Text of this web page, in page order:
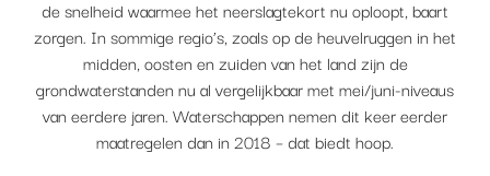
de snelheid waarmee het neerslagtekort nu oploopt, baart
zorgen. In sommige regio’s, zoals op de heuvelruggen in het
midden, oosten en zuiden van het land zijn de
grondwaterstanden nu al vergelijkbaar met mei/juni-niveaus
van eerdere jaren. Waterschappen nemen dit keer eerder
maatregelen dan in 2018 – dat biedt hoop.